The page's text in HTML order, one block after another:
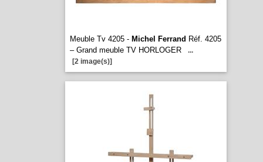
Meuble Tv 4205 - Michel Ferrand Réf. 4205
– Grand meuble TV HORLOGER
...
[2 image(s)]